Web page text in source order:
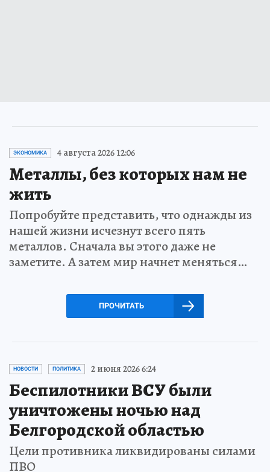
ЭКОНОМИКА 4 августа 2026 12:06
Металлы, без которых нам не
жить
Попробуйте представить, что однажды из
нашей жизни исчезнут всего пять
металлов. Сначала вы этого даже не
заметите. А затем мир начнет меняться…
ПРОЧИТАТЬ
НОВОСТИ ПОЛИТИКА 2 июня 2026 6:24
Беспилотники ВСУ были
уничтожены ночью над
Белгородской областью
Цели противника ликвидированы силами
ПВО